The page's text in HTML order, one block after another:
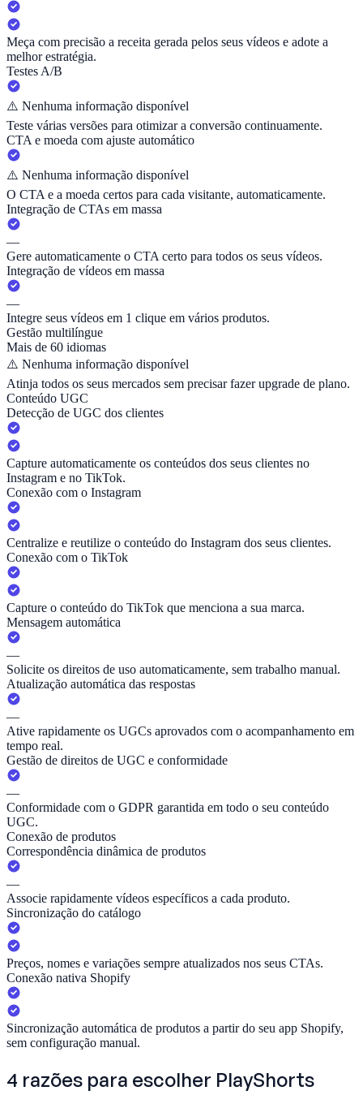
Meça com precisão a receita gerada pelos seus vídeos e adote a
melhor estratégia.
Testes A/B
⚠️ Nenhuma informação disponível
Teste várias versões para otimizar a conversão continuamente.
CTA e moeda com ajuste automático
⚠️ Nenhuma informação disponível
O CTA e a moeda certos para cada visitante, automaticamente.
Integração de CTAs em massa
—
Gere automaticamente o CTA certo para todos os seus vídeos.
Integração de vídeos em massa
—
Integre seus vídeos em 1 clique em vários produtos.
Gestão multilíngue
Mais de 60 idiomas
⚠️ Nenhuma informação disponível
Atinja todos os seus mercados sem precisar fazer upgrade de plano.
Conteúdo UGC
Detecção de UGC dos clientes
Capture automaticamente os conteúdos dos seus clientes no
Instagram e no TikTok.
Conexão com o Instagram
Centralize e reutilize o conteúdo do Instagram dos seus clientes.
Conexão com o TikTok
Capture o conteúdo do TikTok que menciona a sua marca.
Mensagem automática
—
Solicite os direitos de uso automaticamente, sem trabalho manual.
Atualização automática das respostas
—
Ative rapidamente os UGCs aprovados com o acompanhamento em
tempo real.
Gestão de direitos de UGC e conformidade
—
Conformidade com o GDPR garantida em todo o seu conteúdo
UGC.
Conexão de produtos
Correspondência dinâmica de produtos
—
Associe rapidamente vídeos específicos a cada produto.
Sincronização do catálogo
Preços, nomes e variações sempre atualizados nos seus CTAs.
Conexão nativa Shopify
Sincronização automática de produtos a partir do seu app Shopify,
sem configuração manual.
4 razões para escolher PlayShorts